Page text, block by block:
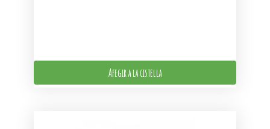
Afegir a la cistella